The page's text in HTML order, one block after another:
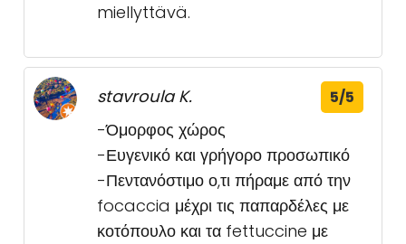
miellyttävä.
stavroula K. 5/5
-Όμορφος χώρος
-Ευγενικό και γρήγορο προσωπικό
-Πεντανόστιμο ο,τι πήραμε από την
focaccia μέχρι τις παπαρδέλες με
κοτόπουλο και τα fettuccine με